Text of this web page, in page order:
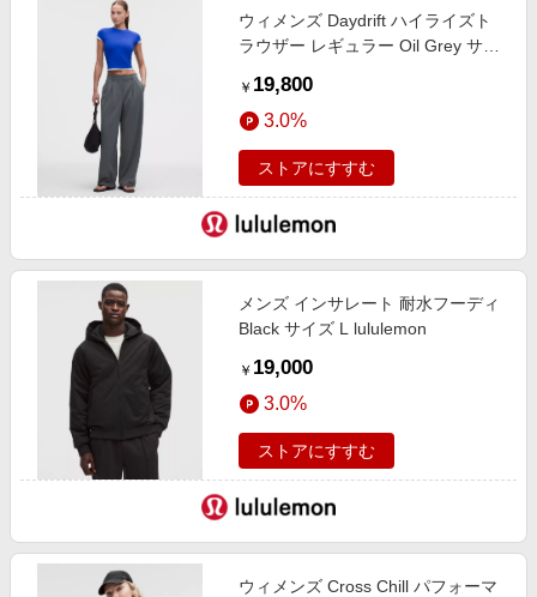
ファッション・インナー・小物
食品・スイーツ・お酒
日用品・キッチン用品
コスメ・健康・医薬品
キッズ・ベビー用品
家電・PC・スマホ・カメラ
スポーツ・アウトドア・ゴルフ
インテリア・寝具
ペット・花・DIY・車
旅行・レジャー・ホテル予約
生活・お役立ち
金融・マネー・保険
ビジネス・その他サービス
リーベイツ注目ストア
初回購入者限定特典
対象ストア新規限定特典
新着ストアのご紹介
電子書籍特集
楽天サービス特集
お中元特集2026
わくわく夏特集
とことん買い物チャレンジ
Apple公式サイト×楽天カード分割払い
ヘルプ
友達紹介
楽天IDでログイン/会員登録
ウィメンズ Daydrift ハイライズト
ラウザー レギュラー Oil Grey サイ
￥ 19,800
3.0%
ストアにすすむ
メンズ インサレート 耐水フーディ
Black サイズ L lululemon
￥ 19,000
3.0%
ストアにすすむ
ウィメンズ Cross Chill パフォーマ